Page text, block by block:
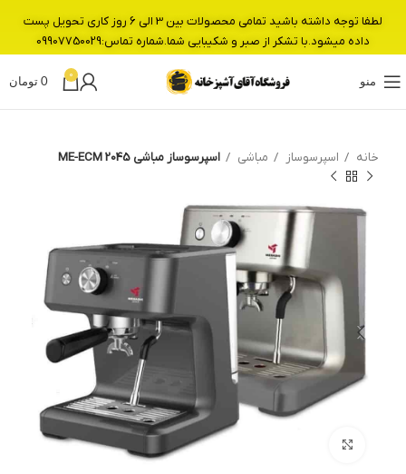
منو
0
0 تومان
خانه اسپرسوساز مباشی اسپرسوساز مباشی ME-ECM 2045
لطفا توجه داشته باشید تمامی محصولات بین 3 الی 6 روز کاری تحویل پست
داده میشود.با تشکر از صبر و شکیبایی شما.شماره تماس:09907750029